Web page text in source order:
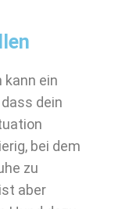
kann ein
dein
bei dem
zu
aber